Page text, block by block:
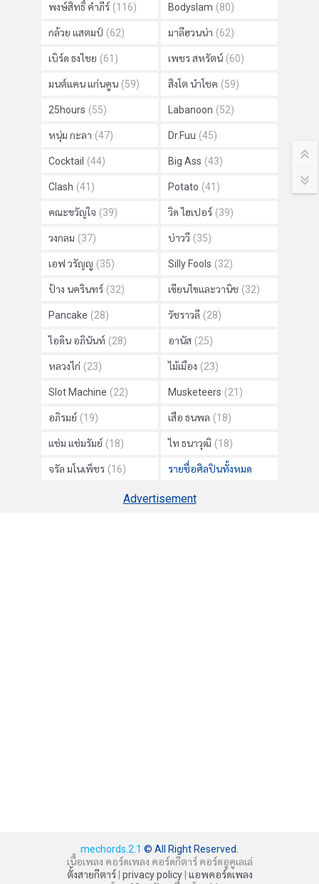
พงษ์สิทธิ์ คำภีร์ (116) Bodyslam (80)
กล้วย แสตมป์ (62) มาลีฮวนน่า (62)
เบิร์ด ธงไชย (61) เพชร สหรัตน์ (60)
มนต์แคน แก่นคูน (59) สิงโต นำโชค (59)
25hours (55) Labanoon (52)
หนุ่ม กะลา (47) Dr.Fuu (45)
Cocktail (44) Big Ass (43)
Clash (41) Potato (41)
คณะขวัญใจ (39) วิด ไฮเปอร์ (39)
วงกลม (37) บ่าววี (35)
เอฟ วรัญญู (35) Silly Fools (32)
ป้าง นครินทร์ (32) เขียนไขและวานิช (32)
Pancake (28) วัชราวลี (28)
ไอดิน อภินันท์ (28) อานัส (25)
หลวงไก่ (23) ไม้เมือง (23)
Slot Machine (22) Musketeers (21)
อภิรมย์ (19) เสือ ธนพล (18)
แช่ม แช่มรัมย์ (18) ไท ธนาวุฒิ (18)
จรัล มโนเพ็ชร (16) รายชื่อศิลปินทั้งหมด
Advertisement
mechords.2.1 © All Right Reserved.
เนื้อเพลง คอร์ดเพลง คอร์ดกีตาร์ คอร์ดอูคูเลเล่
ตั้งสายกีตาร์| privacy policy| แอพคอร์ดเพลง